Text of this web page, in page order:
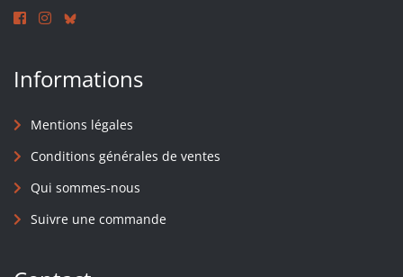
Informations
Mentions légales
Conditions générales de ventes
Qui sommes-nous
Suivre une commande